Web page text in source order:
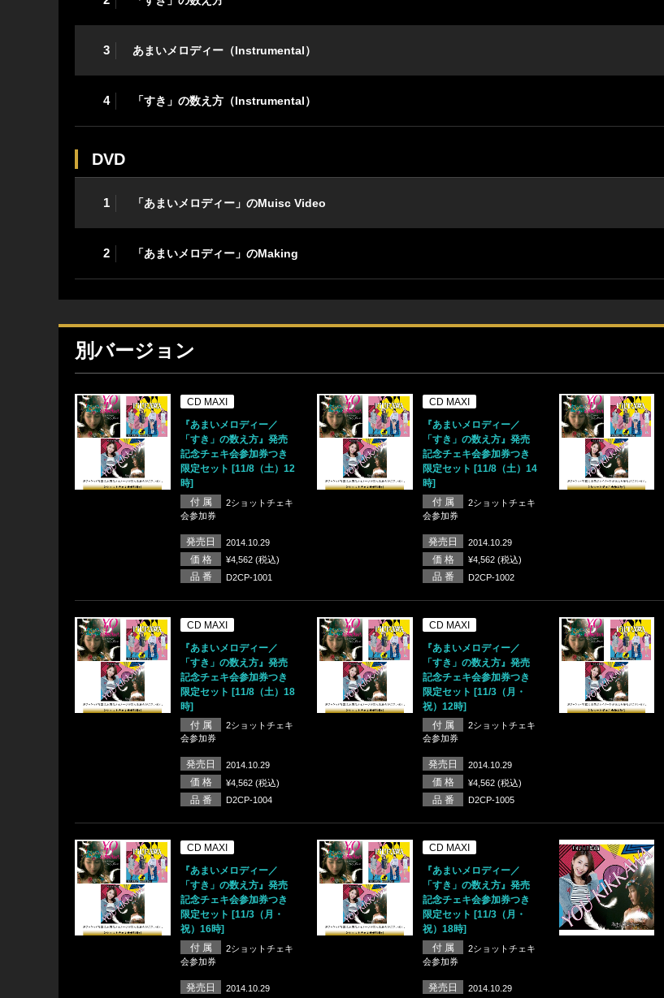
3 あまいメロディー（Instrumental）
4 「すき」の数え方（Instrumental）
DVD
1 「あまいメロディー」のMuisc Video
2 「あまいメロディー」のMaking
別バージョン
CD MAXI
『あまいメロディー／
「すき」の数え方』発売
記念チェキ会参加券つき
限定セット [11/8（土）12
時]
付 属
2ショットチェキ
会参加券
発売日 2014.10.29
価 格 ¥4,562 (税込)
品 番 D2CP-1001
CD MAXI
『あまいメロディー／
「すき」の数え方』発売
記念チェキ会参加券つき
限定セット [11/8（土）14
時]
付 属
2ショットチェキ
会参加券
発売日 2014.10.29
価 格 ¥4,562 (税込)
品 番 D2CP-1002
CD MAXI
『あまいメロディー／
「すき」の数え方』発売
記念チェキ会参加券つき
限定セット [11/8（土）18
時]
付 属
2ショットチェキ
会参加券
発売日 2014.10.29
価 格 ¥4,562 (税込)
品 番 D2CP-1004
CD MAXI
『あまいメロディー／
「すき」の数え方』発売
記念チェキ会参加券つき
限定セット [11/3（月・
祝）12時]
付 属
2ショットチェキ
会参加券
発売日 2014.10.29
価 格 ¥4,562 (税込)
品 番 D2CP-1005
CD MAXI
『あまいメロディー／
「すき」の数え方』発売
記念チェキ会参加券つき
限定セット [11/3（月・
祝）16時]
付 属
2ショットチェキ
会参加券
発売日 2014.10.29
CD MAXI
『あまいメロディー／
「すき」の数え方』発売
記念チェキ会参加券つき
限定セット [11/3（月・
祝）18時]
付 属
2ショットチェキ
会参加券
発売日 2014.10.29